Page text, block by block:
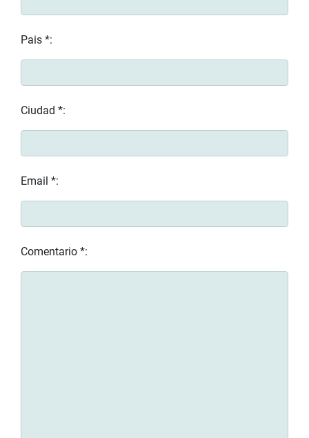
Pais *:
Ciudad *:
Email *:
Comentario *: